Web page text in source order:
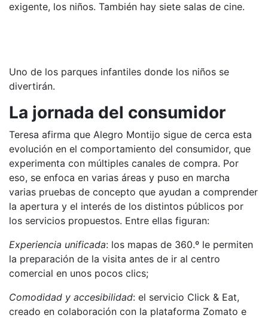
exigente, los niños. También hay siete salas de cine.
Uno de los parques infantiles donde los niños se
divertirán.
La jornada del consumidor
Teresa afirma que Alegro Montijo sigue de cerca esta
evolución en el comportamiento del consumidor, que
experimenta con múltiples canales de compra. Por
eso, se enfoca en varias áreas y puso en marcha
varias pruebas de concepto que ayudan a comprender
la apertura y el interés de los distintos públicos por
los servicios propuestos. Entre ellas figuran:
Experiencia unificada: los mapas de 360.º le permiten
la preparación de la visita antes de ir al centro
comercial en unos pocos clics;
Comodidad y accesibilidad: el servicio Click & Eat,
creado en colaboración con la plataforma Zomato e